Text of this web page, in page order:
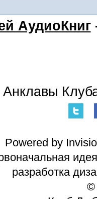
АудиоКниг
Анклавы
Powered by
разработка
©